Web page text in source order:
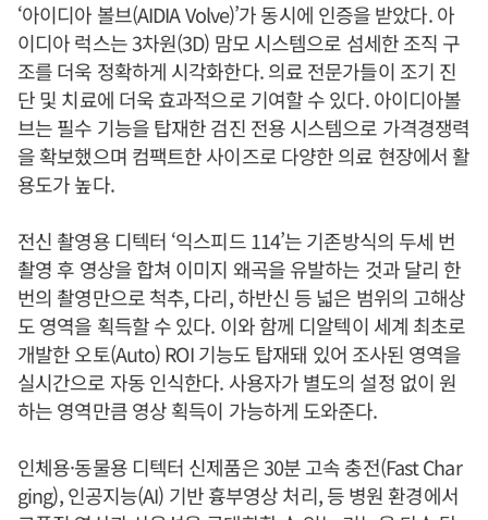
‘아이디아 볼브(AIDIA Volve)’가 동시에 인증을 받았다. 아
이디아 럭스는 3차원(3D) 맘모 시스템으로 섬세한 조직 구
조를 더욱 정확하게 시각화한다. 의료 전문가들이 조기 진
단 및 치료에 더욱 효과적으로 기여할 수 있다. 아이디아볼
브는 필수 기능을 탑재한 검진 전용 시스템으로 가격경쟁력
을 확보했으며 컴팩트한 사이즈로 다양한 의료 현장에서 활
용도가 높다.
전신 촬영용 디텍터 ‘익스피드 114’는 기존방식의 두세 번
촬영 후 영상을 합쳐 이미지 왜곡을 유발하는 것과 달리 한
번의 촬영만으로 척추, 다리, 하반신 등 넓은 범위의 고해상
도 영역을 획득할 수 있다. 이와 함께 디알텍이 세계 최초로
개발한 오토(Auto) ROI 기능도 탑재돼 있어 조사된 영역을
실시간으로 자동 인식한다. 사용자가 별도의 설정 없이 원
하는 영역만큼 영상 획득이 가능하게 도와준다.
인체용·동물용 디텍터 신제품은 30분 고속 충전(Fast Char
ging), 인공지능(AI) 기반 흉부영상 처리, 등 병원 환경에서